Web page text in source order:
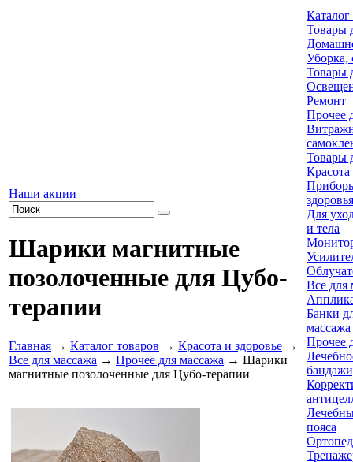
Наши акции
Шарики магнитные
позолоченные для Цубо-
терапии
Главная → Каталог товаров → Красота и здоровье →
Все для массажа → Прочее для массажа → Шарики
магнитные позолоченные для Цубо-терапии
Каталог
Товары
Уборка,
Товары
Ремонт
Прочее
Товары
Красота
здоровья
Для
и тела
Все для
Банки
массажа
Прочее
пояса